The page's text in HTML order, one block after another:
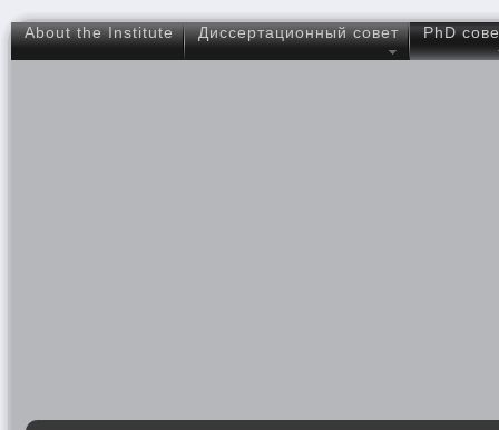
About the Institute Диссертационный совет PhD